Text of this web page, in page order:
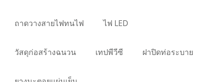
ถาดวางสายไฟทนไฟ ไฟ LED
วัสดุก่อสร้างฉนวน เทปพีวีซี ฝาปิดท่อระบาย